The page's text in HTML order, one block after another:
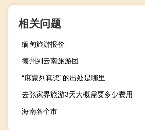
相关问题
缅甸旅游报价
德州到云南旅游团
“庶蒙列真奖”的出处是哪里
去张家界旅游3天大概需要多少费用
海南各个市